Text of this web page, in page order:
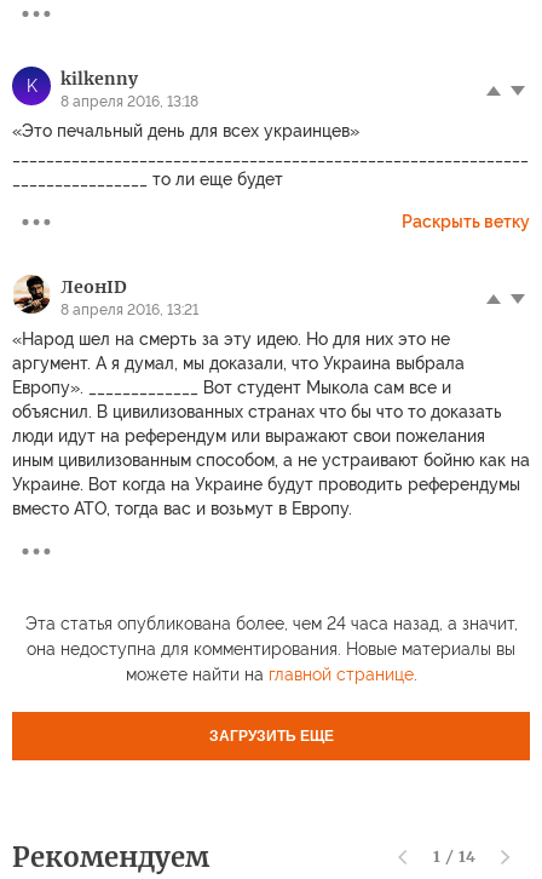
K kilkenny
8 апреля 2016, 13:18
«Это печальный день для всех украинцев»
________________ то ли еще будет
Раскрыть ветку
ЛеонID
8 апреля 2016, 13:21
«Народ шел на смерть за эту идею. Но для них это не
аргумент. А я думал, мы доказали, что Украина выбрала
Европу». _____________ Вот студент Мыкола сам все и
объяснил. В цивилизованных странах что бы что то доказать
люди идут на референдум или выражают свои пожелания
иным цивилизованным способом, а не устраивают бойню как на
Украине. Вот когда на Украине будут проводить референдумы
вместо АТО, тогда вас и возьмут в Европу.
Эта статья опубликована более, чем 24 часа назад, а значит,
она недоступна для комментирования. Новые материалы вы
можете найти на главной странице.
ЗАГРУЗИТЬ ЕЩЕ
Рекомендуем 1 / 14